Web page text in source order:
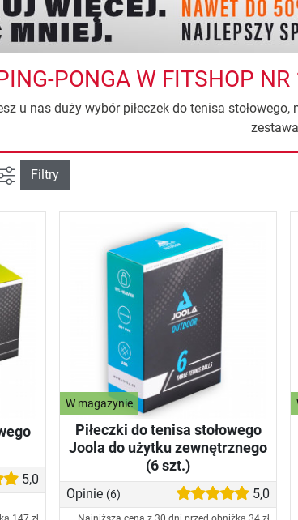
PONGA W FITSHOP
u nas duży wybór piłeczek do tenisa
Filtruj widok
Filtry
5,0
W magazynie
Piłeczki do tenisa stołowego
Joola do użytku zewnętrznego
(6 szt.)
Opinie (6) 5,0